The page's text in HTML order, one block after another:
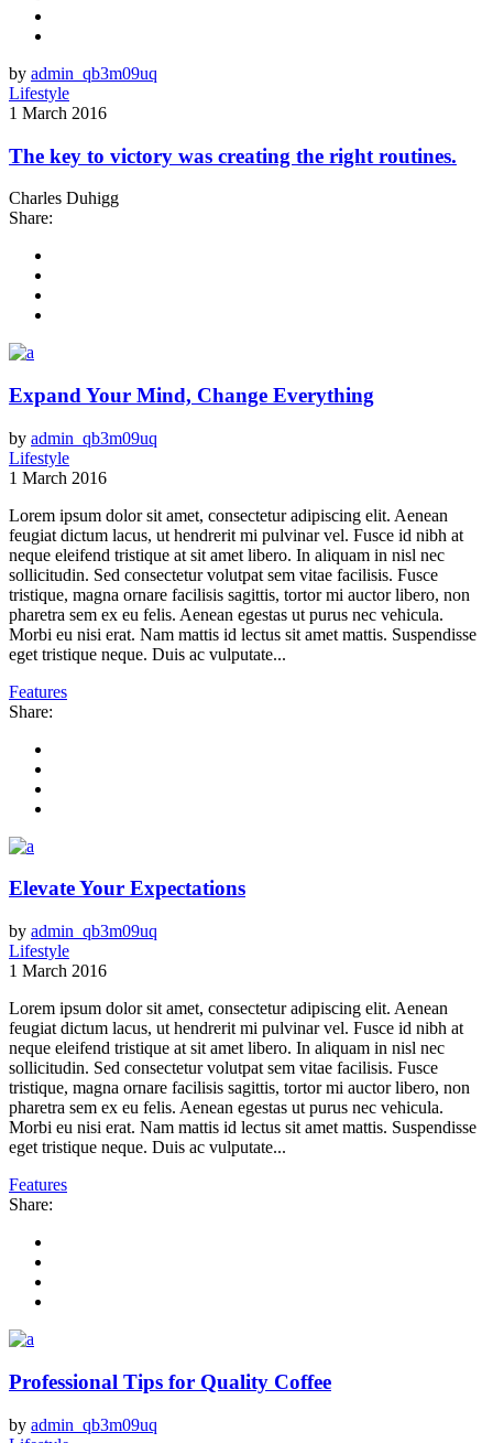
by admin_qb3m09uq
Lifestyle
1 March 2016
The key to victory was creating the right routines.
Charles Duhigg
Share:
Expand Your Mind, Change Everything
by admin_qb3m09uq
Lifestyle
1 March 2016
Lorem ipsum dolor sit amet, consectetur adipiscing elit. Aenean
feugiat dictum lacus, ut hendrerit mi pulvinar vel. Fusce id nibh at
neque eleifend tristique at sit amet libero. In aliquam in nisl nec
sollicitudin. Sed consectetur volutpat sem vitae facilisis. Fusce
tristique, magna ornare facilisis sagittis, tortor mi auctor libero, non
pharetra sem ex eu felis. Aenean egestas ut purus nec vehicula.
Morbi eu nisi erat. Nam mattis id lectus sit amet mattis. Suspendisse
eget tristique neque. Duis ac vulputate...
Features
Share:
Elevate Your Expectations
by admin_qb3m09uq
Lifestyle
1 March 2016
Lorem ipsum dolor sit amet, consectetur adipiscing elit. Aenean
feugiat dictum lacus, ut hendrerit mi pulvinar vel. Fusce id nibh at
neque eleifend tristique at sit amet libero. In aliquam in nisl nec
sollicitudin. Sed consectetur volutpat sem vitae facilisis. Fusce
tristique, magna ornare facilisis sagittis, tortor mi auctor libero, non
pharetra sem ex eu felis. Aenean egestas ut purus nec vehicula.
Morbi eu nisi erat. Nam mattis id lectus sit amet mattis. Suspendisse
eget tristique neque. Duis ac vulputate...
Features
Share:
Professional Tips for Quality Coffee
by admin_qb3m09uq